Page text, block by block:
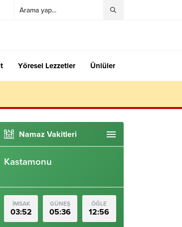
Yöresel Lezzetler Ünlüler
Namaz Vakitleri
Kastamonu
İMSAK
03:52
GÜNEŞ
05:36
ÖĞLE
12:56